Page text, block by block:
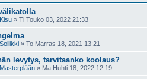
Kisu » Ti Touko 03, 2022 21:33
Soilikki » To Marras 18, 2021 13:21
levytys, tarvitaanko koolaus?
Masterplään » Ma Huhti 18, 2022 12:19